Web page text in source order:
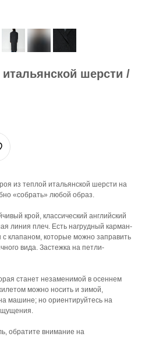
шерсти /
из теплой итальянской шерсти на
«собрать» любой образ.
крой, классический английский
линия плеч. Есть нагрудный карман-
клапаном, которые можно заправить
вида. Застежка на петли-
станет незаменимой в осеннем
можно носить и зимой,
машине; но ориентируйтесь на
обратите внимание на